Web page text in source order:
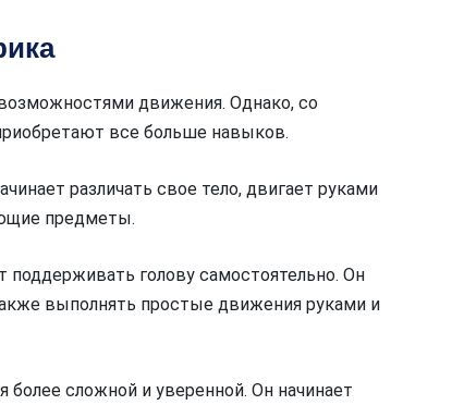
движения. Однако, со
все больше навыков.
различать свое тело, двигает руками
предметы.
поддерживать голову самостоятельно. Он
выполнять простые движения руками и
сложной и уверенной. Он начинает